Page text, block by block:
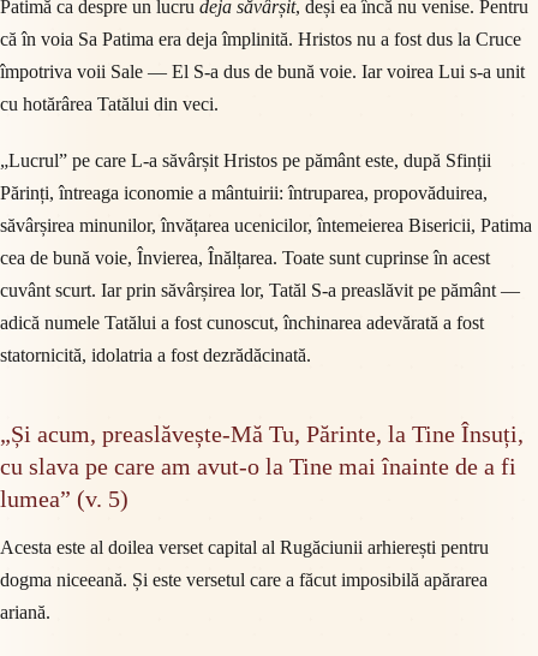
Patimă ca despre un lucru deja săvârșit, deși ea încă nu venise. Pentru
că în voia Sa Patima era deja împlinită. Hristos nu a fost dus la Cruce
împotriva voii Sale — El S-a dus de bună voie. Iar voirea Lui s-a unit
cu hotărârea Tatălui din veci.
„Lucrul” pe care L-a săvârșit Hristos pe pământ este, după Sfinții
Părinți, întreaga iconomie a mântuirii: întruparea, propovăduirea,
săvârșirea minunilor, învățarea ucenicilor, întemeierea Bisericii, Patima
cea de bună voie, Învierea, Înălțarea. Toate sunt cuprinse în acest
cuvânt scurt. Iar prin săvârșirea lor, Tatăl S-a preaslăvit pe pământ —
adică numele Tatălui a fost cunoscut, închinarea adevărată a fost
statornicită, idolatria a fost dezrădăcinată.
„Și acum, preaslăvește-Mă Tu, Părinte, la Tine Însuți,
cu slava pe care am avut-o la Tine mai înainte de a fi
lumea” (v. 5)
Acesta este al doilea verset capital al Rugăciunii arhierești pentru
dogma niceeană. Și este versetul care a făcut imposibilă apărarea
ariană.